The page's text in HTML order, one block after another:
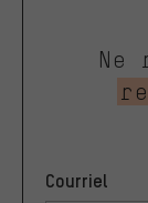
Ne
Courriel